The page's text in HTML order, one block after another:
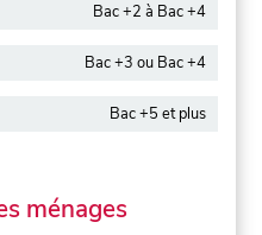
Bac +2 à Bac +4
Bac +3 ou Bac +4
Bac +5 et plus
ménages